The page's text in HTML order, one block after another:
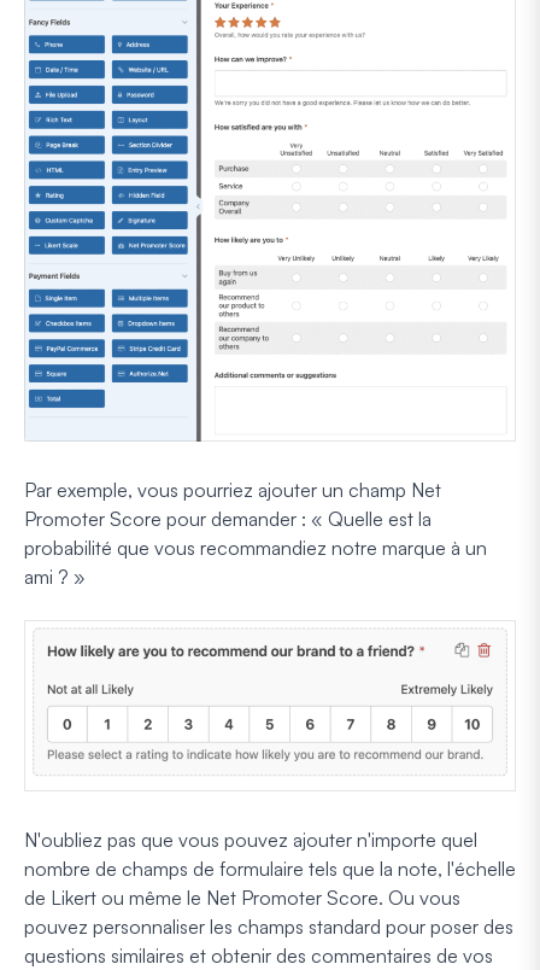
Par exemple, vous pourriez ajouter un champ Net
Promoter Score pour demander : « Quelle est la
probabilité que vous recommandiez notre marque à un
ami ? »
N'oubliez pas que vous pouvez ajouter n'importe quel
nombre de champs de formulaire tels que la note, l'échelle
de Likert ou même le Net Promoter Score. Ou vous
pouvez personnaliser les champs standard pour poser des
questions similaires et obtenir des commentaires de vos